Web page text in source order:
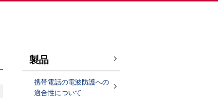
製品
携帯電話の電波防護への
適合性について